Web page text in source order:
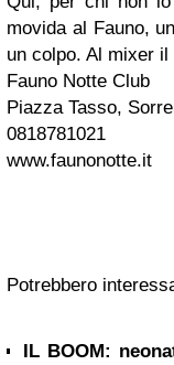
movida al Fauno,
un colpo. Al mixer
Fauno Notte Club
Piazza Tasso,
0818781021
www.faunonotte.it
Potrebbero
IL BOOM: